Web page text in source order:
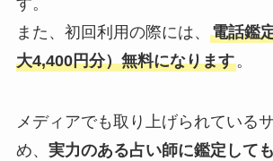
す。
また、初回利用の際には、 電話鑑
大4,400円分）無料になります。
メディアでも取り上げられている
め、 実力のある占い師に鑑定して